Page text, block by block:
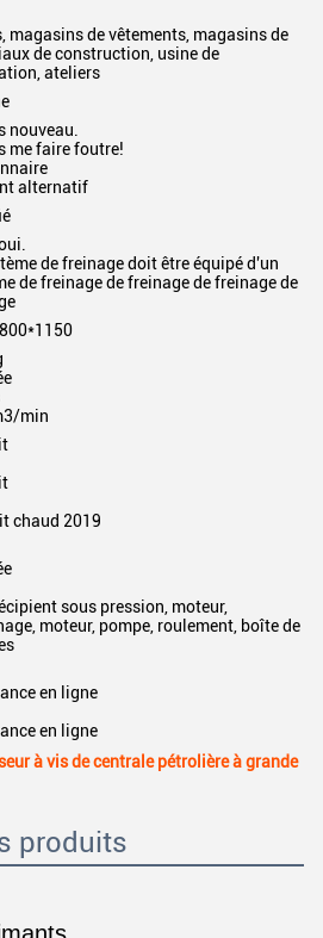
magasins de vêtements, magasins de
de construction, usine de
ateliers
nouveau.
me faire foutre!
alternatif
de freinage doit être équipé d'un
de freinage de freinage de freinage de
min
chaud 2019
sous pression, moteur,
moteur, pompe, roulement, boîte de
en ligne
en ligne
à vis de centrale pétrolière à grande
produits